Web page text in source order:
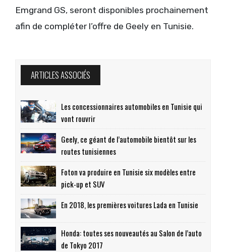
Emgrand GS, seront disponibles prochainement
afin de compléter l’offre de Geely en Tunisie.
ARTICLES ASSOCIÉS
Les concessionnaires automobiles en Tunisie qui
vont rouvrir
Geely, ce géant de l’automobile bientôt sur les
routes tunisiennes
Foton va produire en Tunisie six modèles entre
pick-up et SUV
En 2018, les premières voitures Lada en Tunisie
Honda: toutes ses nouveautés au Salon de l’auto
de Tokyo 2017